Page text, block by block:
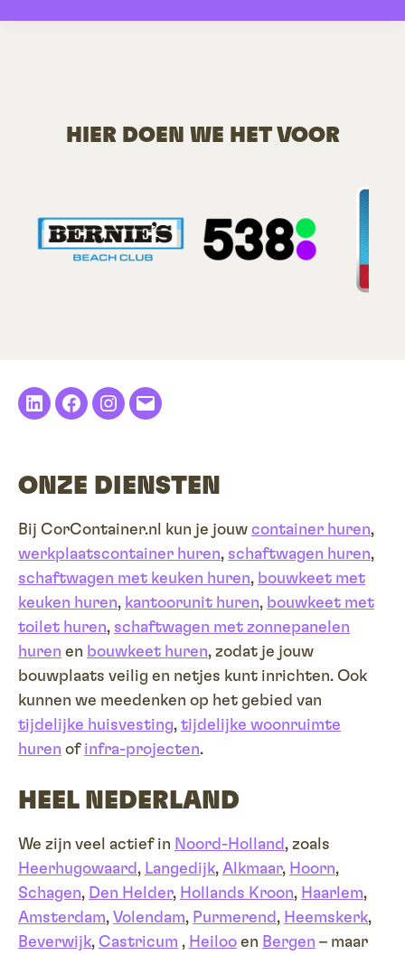
HIER DOEN WE HET VOOR
LinkedInFacebookInstagram
E-
ONZE DIENSTEN
Bij CorContainer.nl kun je jouwcontainer huren,
werkplaatscontainer huren, schaftwagen huren,
schaftwagen met keuken huren, bouwkeet met
keuken huren, kantoorunit huren, bouwkeet met
toilet huren, schaftwagen met zonnepanelen
huren en bouwkeet huren, zodat je jouw
bouwplaats veilig en netjes kunt inrichten. Ook
kunnen we meedenken op het gebied van
tijdelijke huisvesting,tijdelijke woonruimte
huren ofinfra-projecten.
HEEL NEDERLAND
We zijn veel actief in Noord-Holland, zoals
Heerhugowaard, Langedijk,Alkmaar, Hoorn,
Schagen, Den Helder, Hollands Kroon, Haarlem,
Amsterdam,Volendam, Purmerend, Heemskerk,
Beverwijk,Castricum , Heilooen Bergen – maar